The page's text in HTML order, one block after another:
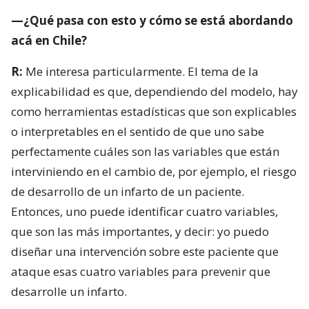
—¿Qué pasa con esto y cómo se está abordando
acá en Chile?
R: Me interesa particularmente. El tema de la
explicabilidad es que, dependiendo del modelo, hay
como herramientas estadísticas que son explicables
o interpretables en el sentido de que uno sabe
perfectamente cuáles son las variables que están
interviniendo en el cambio de, por ejemplo, el riesgo
de desarrollo de un infarto de un paciente.
Entonces, uno puede identificar cuatro variables,
que son las más importantes, y decir: yo puedo
diseñar una intervención sobre este paciente que
ataque esas cuatro variables para prevenir que
desarrolle un infarto.